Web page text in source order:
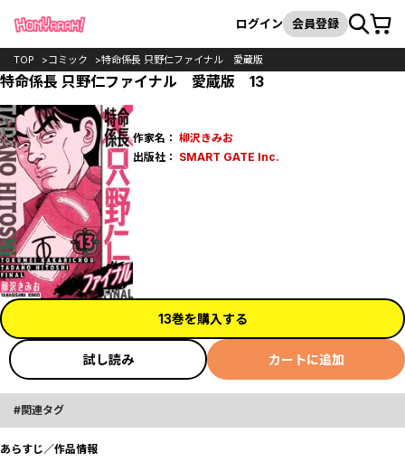
検索
ログイン 会員登録カート
TOP コミック 特命係長 只野仁ファイナル 愛蔵版
特命係長 只野仁ファイナル 愛蔵版 13
作家名： 柳沢きみお
出版社： SMART GATE Inc.
13巻を購入する
試し読み カートに追加
関連タグ
あらすじ／作品情報